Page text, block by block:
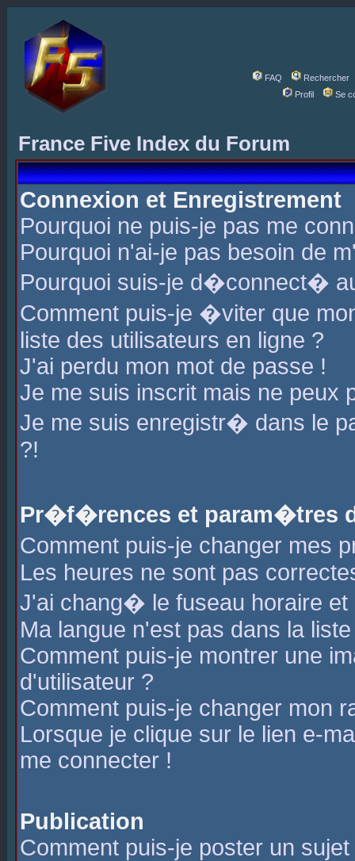
FAQ
Rechercher
Profil
Se
France Five Index du Forum
Connexion et Enregistrement
Pourquoi ne puis-je pas me
Pourquoi n'ai-je pas besoin de
Pourquoi suis-je d�connect�
Comment puis-je �viter que
liste des utilisateurs en ligne ?
J'ai perdu mon mot de passe !
Je me suis inscrit mais ne peux
Je me suis enregistr� dans le
?!
Pr�f�rences et param�tres
Comment puis-je changer mes
Les heures ne sont pas
J'ai chang� le fuseau horaire
Ma langue n'est pas dans la
Comment puis-je montrer une
d'utilisateur ?
Comment puis-je changer mon
Lorsque je clique sur le lien e-
me connecter !
Publication
Comment puis-je poster un